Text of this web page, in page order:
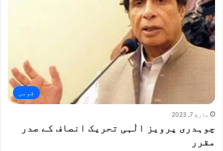
قومی
مارچ 7, 2023
چوہدری پرویز الٰہی تحریک انصاف کے صدر
مقرر